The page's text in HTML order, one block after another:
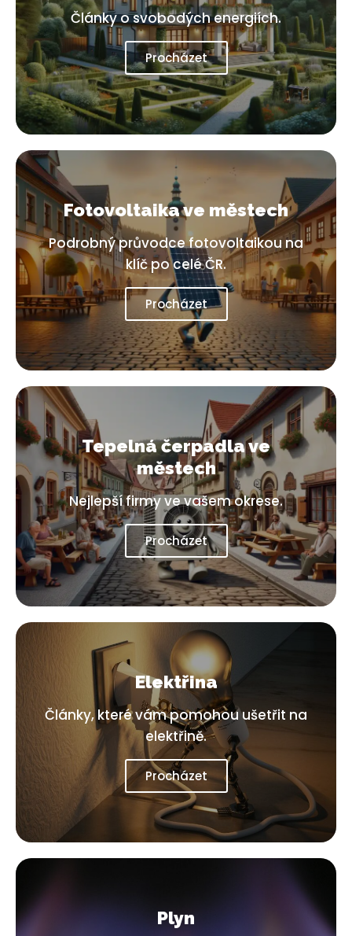
Články o svobodých energiích.
Procházet
Fotovoltaika ve městech
Podrobný průvodce fotovoltaikou na
klíč po celé ČR.
Procházet
Tepelná čerpadla ve
městech
Nejlepší firmy ve vašem okrese.
Procházet
Elektřina
Články, které vám pomohou ušetřit na
elektřině.
Procházet
Plyn